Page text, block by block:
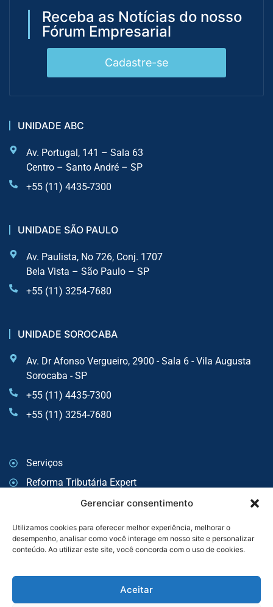
Gerenciar consentimento
Utilizamos cookies para oferecer melhor experiência, melhorar o
desempenho, analisar como você interage em nosso site e personalizar
conteúdo. Ao utilizar este site, você concorda com o uso de cookies.
Aceitar
Receba as Notícias do nosso
Fórum Empresarial
Cadastre-se
UNIDADE ABC
Av. Portugal, 141 – Sala 63
Centro – Santo André – SP
+55 (11) 4435-7300
UNIDADE SÃO PAULO
Av. Paulista, No 726, Conj. 1707
Bela Vista – São Paulo – SP
+55 (11) 3254-7680
UNIDADE SOROCABA
Av. Dr Afonso Vergueiro, 2900 - Sala 6 - Vila Augusta
Sorocaba - SP
+55 (11) 4435-7300
+55 (11) 3254-7680
Serviços
Reforma Tributária Expert
Consultoria Trabalhista e Previdenciária